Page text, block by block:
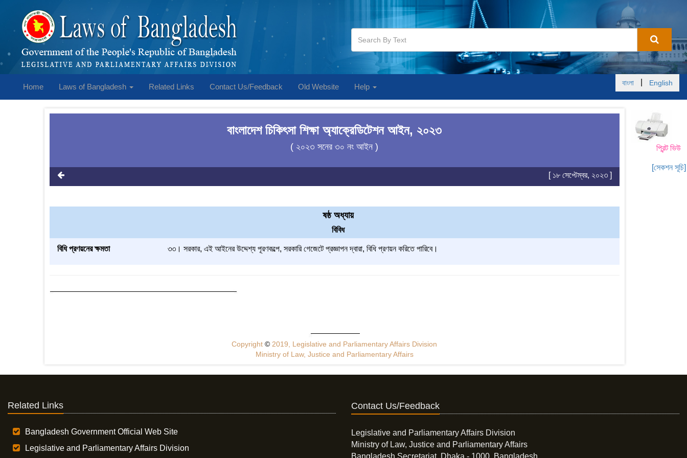
Home Laws of Bangladesh Related Links Contact Us/Feedback Old Website Help বাংলা English
প্রিন্ট ভিউ
[সেকশন সূচি]
বাংলাদেশ চিকিৎসা শিক্ষা অ্যাক্রেডিটেশন আইন, ২০২৩
( ২০২৩ সনের ৩০ নং আইন )
[ ১৮ সেপ্টেম্বর, ২০২৩ ]
ষষ্ঠ অধ্যায়
বিবিধ
বিধি প্রণয়নের ক্ষমতা ৩৩। সরকার, এই আইনের উদ্দেশ্য পূরণকল্পে, সরকারি গেজেটে প্রজ্ঞাপন দ্বারা, বিধি প্রণয়ন করিতে পারিবে।
Copyright© 2019, Legislative and Parliamentary Affairs Division
Ministry of Law, Justice and Parliamentary Affairs
Related Links
Bangladesh Government Official Web Site
Legislative and Parliamentary Affairs Division
Contact Us/Feedback
Legislative and Parliamentary Affairs Division
Ministry of Law, Justice and Parliamentary Affairs
Bangladesh Secretariat, Dhaka - 1000, Bangladesh.